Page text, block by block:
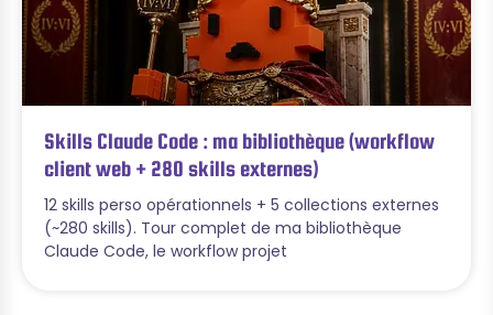
Skills Claude Code : ma bibliothèque (workflow
client web + 280 skills externes)
12 skills perso opérationnels + 5 collections externes
(~280 skills). Tour complet de ma bibliothèque
Claude Code, le workflow projet